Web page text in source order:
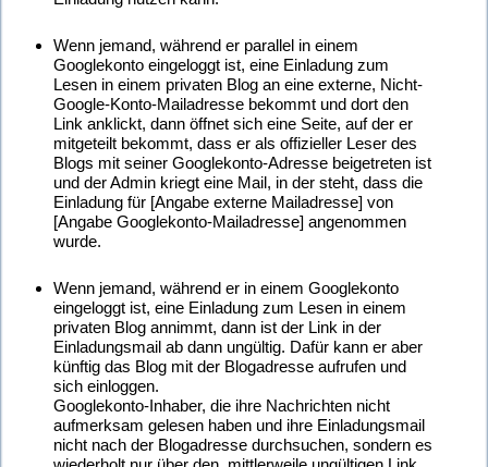
Wenn jemand, während er parallel in einem
Googlekonto eingeloggt ist, eine Einladung zum
Lesen in einem privaten Blog an eine externe, Nicht-
Google-Konto-Mailadresse bekommt und dort den
Link anklickt, dann öffnet sich eine Seite, auf der er
mitgeteilt bekommt, dass er als offizieller Leser des
Blogs mit seiner Googlekonto-Adresse beigetreten ist
und der Admin kriegt eine Mail, in der steht, dass die
Einladung für [Angabe externe Mailadresse] von
[Angabe Googlekonto-Mailadresse] angenommen
wurde.
Wenn jemand, während er in einem Googlekonto
eingeloggt ist, eine Einladung zum Lesen in einem
privaten Blog annimmt, dann ist der Link in der
Einladungsmail ab dann ungültig. Dafür kann er aber
künftig das Blog mit der Blogadresse aufrufen und
sich einloggen.
Googlekonto-Inhaber, die ihre Nachrichten nicht
aufmerksam gelesen haben und ihre Einladungsmail
nicht nach der Blogadresse durchsuchen, sondern es